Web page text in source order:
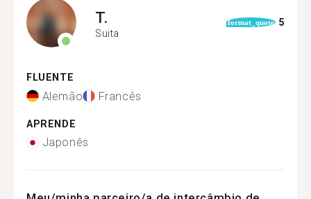
T.
Suita
format_quote 5
FLUENTE
Alemão Francês
APRENDE
Japonês